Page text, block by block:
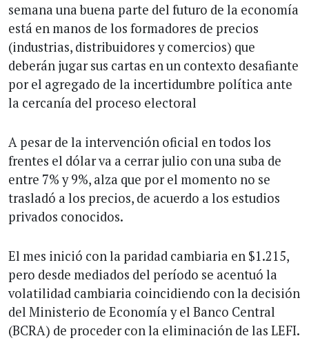
semana una buena parte del futuro de la economía
está en manos de los formadores de precios
(industrias, distribuidores y comercios) que
deberán jugar sus cartas en un contexto desafiante
por el agregado de la incertidumbre política ante
la cercanía del proceso electoral
A pesar de la intervención oficial en todos los
frentes el dólar va a cerrar julio con una suba de
entre 7% y 9%, alza que por el momento no se
trasladó a los precios, de acuerdo a los estudios
privados conocidos.
El mes inició con la paridad cambiaria en $1.215,
pero desde mediados del período se acentuó la
volatilidad cambiaria coincidiendo con la decisión
del Ministerio de Economía y el Banco Central
(BCRA) de proceder con la eliminación de las LEFI.